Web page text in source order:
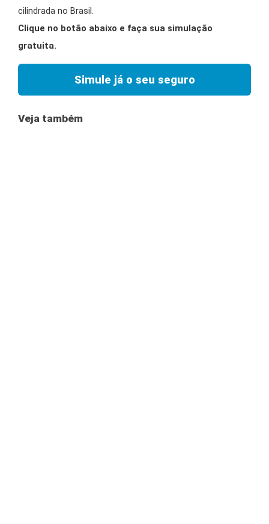
cilindrada no Brasil.
Clique no botão abaixo e faça sua simulação
gratuita.
Simule já o seu seguro
Veja também